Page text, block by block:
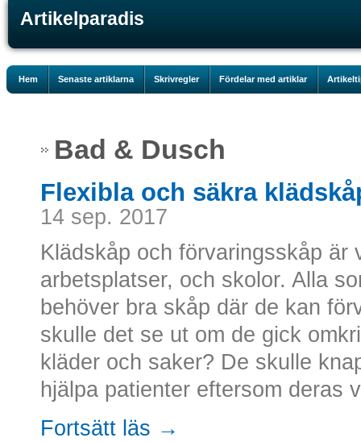
Artikelparadis
Hem Senaste artiklarna Skrivregler Fördelar med artiklar
Bad & Dusch
Flexibla och säkra
14 sep. 2017
Klädskåp och förvaringsskåp är
arbetsplatser, och skolor. Alla
behöver bra skåp där de kan
skulle det se ut om de gick
kläder och saker? De skulle
hjälpa patienter eftersom deras
Fortsätt läs →